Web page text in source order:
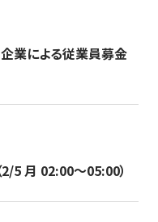
業による従業員募金
5 月 02:00〜05:00）